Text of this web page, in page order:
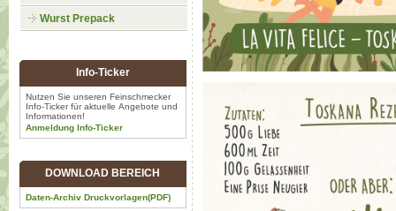
Wurst Prepack
Info-Ticker
Nutzen Sie unseren Feinschmecker
Info-Ticker für aktuelle Angebote und
Informationen!
Anmeldung Info-Ticker
DOWNLOAD BEREICH
Daten-Archiv Druckvorlagen(PDF)